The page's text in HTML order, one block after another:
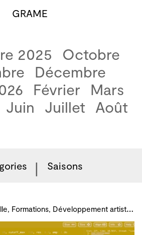
GRAME
2025
Octobre
Décembre
Février
Mars
Juin Juillet Août
Saisons
E
n famille, Formations, Développement artistique et culturel des territoires, Atelier, master-class, parcours, B!ME 2024